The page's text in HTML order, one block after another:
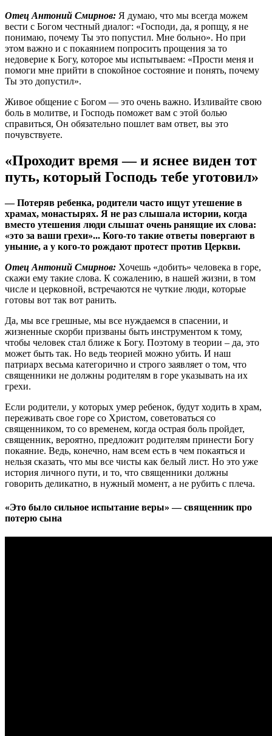
Отец Антоний Смирнов: Я думаю, что мы всегда можем
вести с Богом честный диалог: «Господи, да, я ропщу, я не
понимаю, почему Ты это попустил. Мне больно». Но при
этом важно и с покаянием попросить прощения за то
недоверие к Богу, которое мы испытываем: «Прости меня и
помоги мне прийти в спокойное состояние и понять, почему
Ты это допустил».
Живое общение с Богом — это очень важно. Изливайте свою
боль в молитве, и Господь поможет вам с этой болью
справиться, Он обязательно пошлет вам ответ, вы это
почувствуете.
«Проходит время ― и яснее виден тот
путь, который Господь тебе уготовил»
— Потеряв ребенка, родители часто ищут утешение в
храмах, монастырях. Я не раз слышала истории, когда
вместо утешения люди слышат очень ранящие их слова:
«это за ваши грехи»... Кого-то такие ответы повергают в
уныние, а у кого-то рождают протест против Церкви.
Отец Антоний Смирнов: Хочешь «добить» человека в горе,
скажи ему такие слова. К сожалению, в нашей жизни, в том
числе и церковной, встречаются не чуткие люди, которые
готовы вот так вот ранить.
Да, мы все грешные, мы все нуждаемся в спасении, и
жизненные скорби призваны быть инструментом к тому,
чтобы человек стал ближе к Богу. Поэтому в теории – да, это
может быть так. Но ведь теорией можно убить. И наш
патриарх весьма категорично и строго заявляет о том, что
священники не должны родителям в горе указывать на их
грехи.
Если родители, у которых умер ребенок, будут ходить в храм,
переживать свое горе со Христом, советоваться со
священником, то со временем, когда острая боль пройдет,
священник, вероятно, предложит родителям принести Богу
покаяние. Ведь, конечно, нам всем есть в чем покаяться и
нельзя сказать, что мы все чисты как белый лист. Но это уже
история личного пути, и то, что священники должны
говорить деликатно, в нужный момент, а не рубить с плеча.
«Это было сильное испытание веры» — священник про
потерю сына